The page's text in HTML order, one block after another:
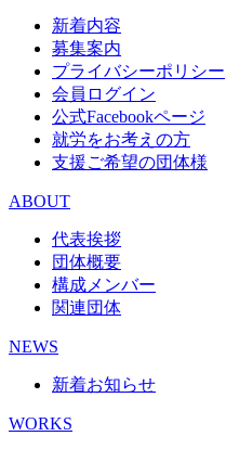
新着内容
募集案内
プライバシーポリシー
会員ログイン
公式Facebookページ
就労をお考えの方
支援ご希望の団体様
ABOUT
代表挨拶
団体概要
構成メンバー
関連団体
NEWS
新着お知らせ
WORKS